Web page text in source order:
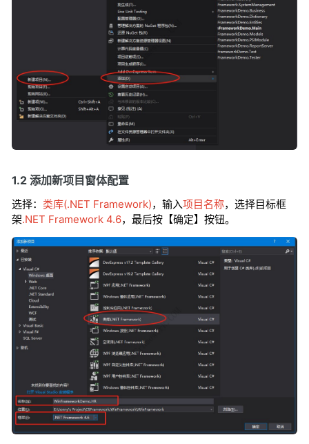
1.2 添加新项目窗体配置
选择： 类库(.NET Framework)，输入项目名称，选择目标框
架.NET Framework 4.6，最后按【确定】按钮。